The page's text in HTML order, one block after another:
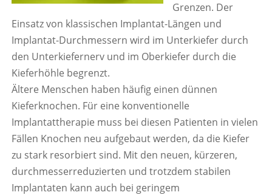
Grenzen. Der
Einsatz von klassischen Implantat-Längen und
Implantat-Durchmessern wird im Unterkiefer durch
den Unterkiefernerv und im Oberkiefer durch die
Kieferhöhle begrenzt.
Ältere Menschen haben häufig einen dünnen
Kieferknochen. Für eine konventionelle
Implantattherapie muss bei diesen Patienten in vielen
Fällen Knochen neu aufgebaut werden, da die Kiefer
zu stark resorbiert sind. Mit den neuen, kürzeren,
durchmesserreduzierten und trotzdem stabilen
Implantaten kann auch bei geringem